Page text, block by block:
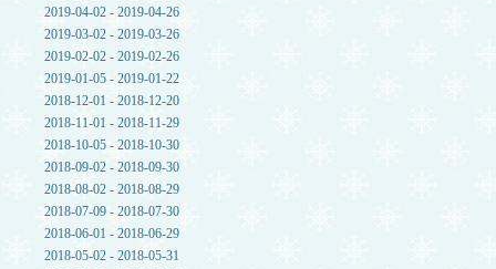
2019-04-02 - 2019-04-26
2019-03-02 - 2019-03-26
2019-02-02 - 2019-02-26
2019-01-05 - 2019-01-22
2018-12-01 - 2018-12-20
2018-11-01 - 2018-11-29
2018-10-05 - 2018-10-30
2018-09-02 - 2018-09-30
2018-08-02 - 2018-08-29
2018-07-09 - 2018-07-30
2018-06-01 - 2018-06-29
2018-05-02 - 2018-05-31